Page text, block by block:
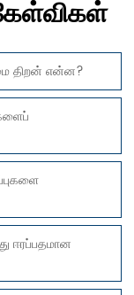
திறன் என்ன?
ஈரப்பதமான